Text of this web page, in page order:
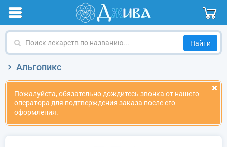
Поиск
названию
Альгопикс
Пожалуйста, обязательно дождитесь звонка от нашего
оператора для подтверждения заказа после его
оформления.